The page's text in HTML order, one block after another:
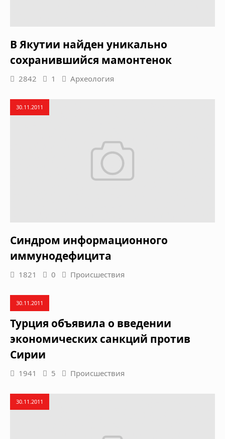
В Якутии найден уникально
сохранившийся мамонтенок
2842 1 Археология
30.11.2011
Синдром информационного
иммунодефицита
1821 0 Происшествия
30.11.2011
Турция объявила о введении
экономических санкций против
Сирии
1941 5 Происшествия
30.11.2011